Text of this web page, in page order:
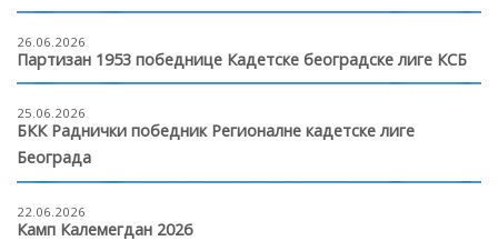
26.06.2026
Партизан 1953 победнице Кадетске београдске лиге КСБ
25.06.2026
БКК Раднички победник Регионалне кадетске лиге
Београда
22.06.2026
Камп Калемегдан 2026